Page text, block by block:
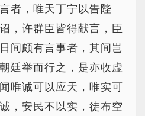
者，唯天丁宁以告陛
，许群臣皆得献言，臣
间颇有言事者，其间岂
廷举而行之，是亦收虚
唯诚可以应天，唯实可
，安民不以实，徒布空